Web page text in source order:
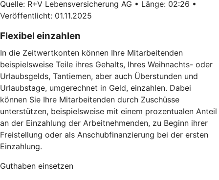
Quelle: R+V Lebensversicherung AG • Länge: 02:26 •
Veröffentlicht: 01.11.2025
Flexibel einzahlen
In die Zeitwertkonten können Ihre Mitarbeitenden
beispielsweise Teile ihres Gehalts, Ihres Weihnachts- oder
Urlaubsgelds, Tantiemen, aber auch Überstunden und
Urlaubstage, umgerechnet in Geld, einzahlen. Dabei
können Sie Ihre Mitarbeitenden durch Zuschüsse
unterstützen, beispielsweise mit einem prozentualen Anteil
an der Einzahlung der Arbeitnehmenden, zu Beginn ihrer
Freistellung oder als Anschubfinanzierung bei der ersten
Einzahlung.
Guthaben einsetzen